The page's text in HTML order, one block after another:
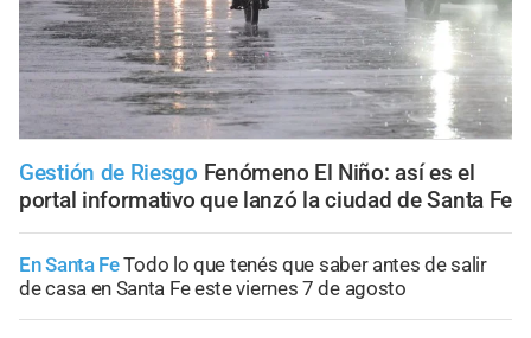
Gestión de Riesgo Fenómeno El Niño: así es el
portal informativo que lanzó la ciudad de Santa Fe
En Santa FeTodo lo que tenés que saber antes de salir
de casa en Santa Fe este viernes 7 de agosto